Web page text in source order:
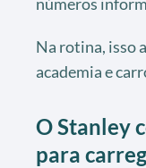
Na rotina, isso
academia e
O Stanley
para